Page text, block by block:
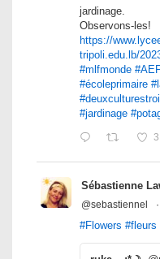
jardinage.
Observons-les!
https://
tripoli.edu.lb/
#mlfmonde
#écoleprimaire
#jardinage
3
Sébastienne
@sebastiennel ·
#Flowers #fleurs